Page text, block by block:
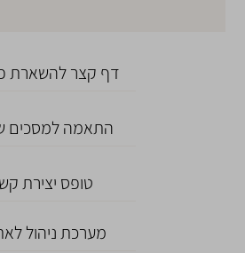
דף קצר להשארת
התאמה למסכים
טופס יצירת
מערכת ניהול